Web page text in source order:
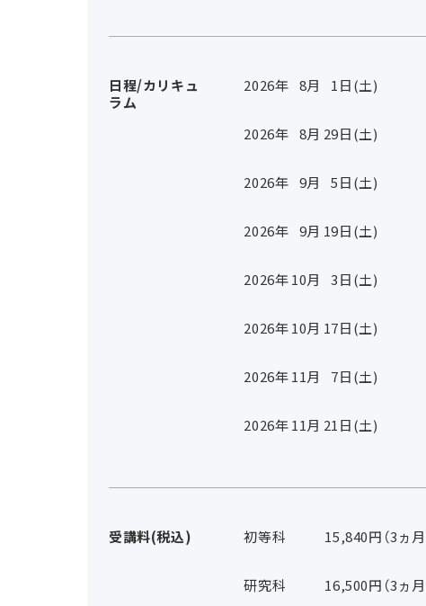
日程/カリキュ
ラム
2026年 8月 1 日(土)
2026年 8月 29日(土)
2026年 9月 5日(土)
2026年 9月 19日(土)
2026年10月 3日(土)
2026年10月 17日(土)
2026年11月 7日(土)
2026年11月 21 日(土)
受講料(税込) 初等科 15,840円（3ヵ月
研究科 16,500円（3ヵ月